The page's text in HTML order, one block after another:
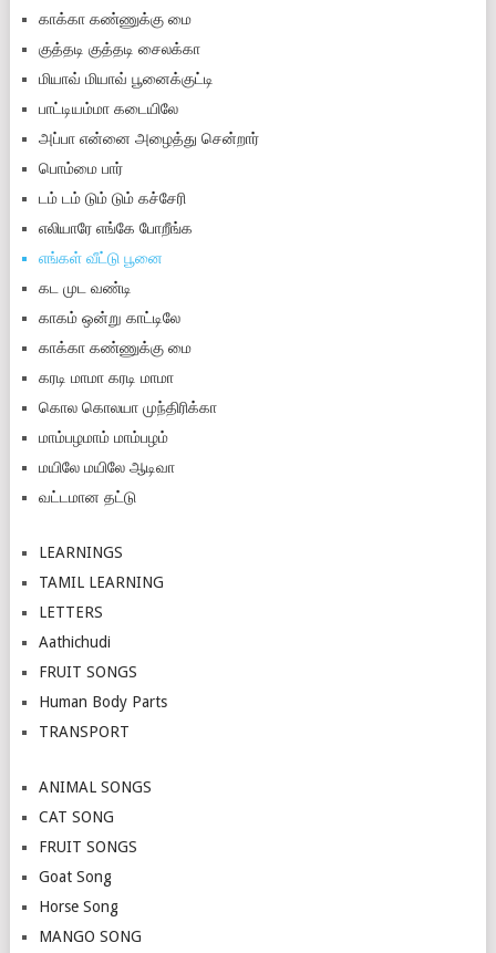
காக்கா கண்ணுக்கு மை
குத்த‌டி குத்த‌டி சைலக்கா
மியாவ் மியாவ் பூனைக்குட்டி
பாட்டியம்மா கடையிலே
அப்பா என்னை அழைத்து சென்றார்
பொம்மை பார்
டம் டம் டும் டும் கச்சேரி
எலியாரே எங்கே போறீங்க
எங்கள் வீட்டு பூனை
கட முட வண்டி
காகம் ஒன்று காட்டிலே
காக்கா கண்ணுக்கு மை
கரடி மாமா கரடி மாமா
கொல கொலயா முந்திரிக்கா
மாம்பழமாம் மாம்பழம்
மயிலே மயிலே ஆடிவா
வட்டமான தட்டு
LEARNINGS
TAMIL LEARNING
LETTERS
Aathichudi
FRUIT SONGS
Human Body Parts
TRANSPORT
ANIMAL SONGS
CAT SONG
FRUIT SONGS
Goat Song
Horse Song
MANGO SONG